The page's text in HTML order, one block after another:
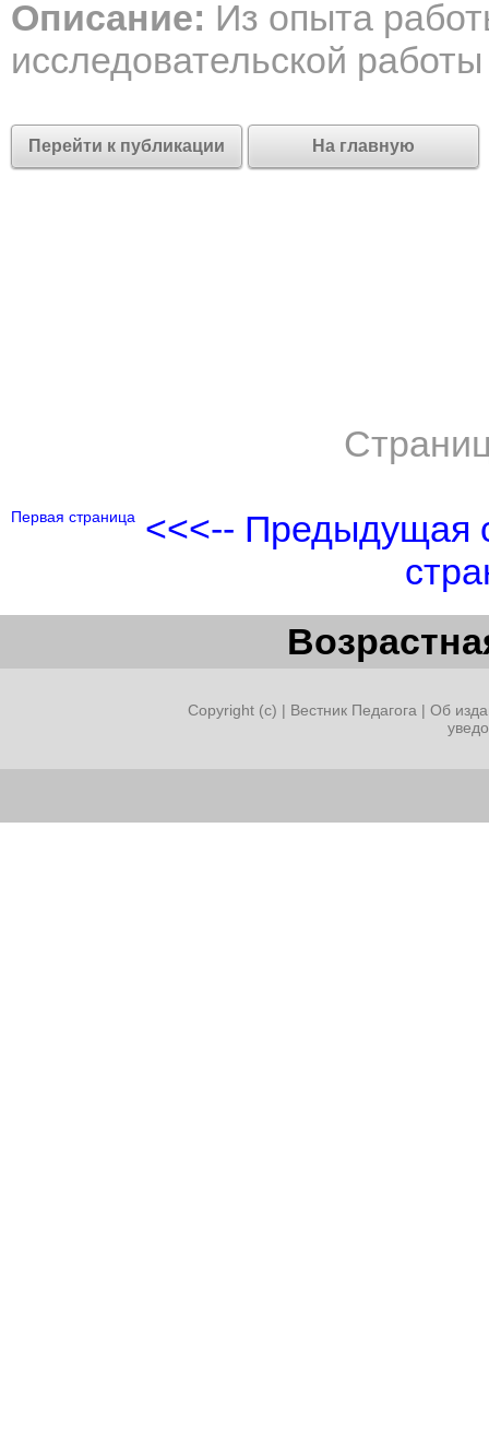
Описание: Из опыта
исследовательской
Перейти к публикации На главную
Первая страница
<<<-- Предыдущая
Copyright (c) | Вестник Педагога | Об